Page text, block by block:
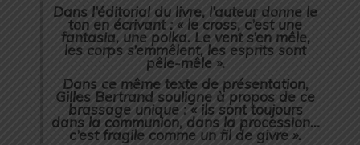
Dans l’éditorial du livre, l’auteur donne le
ton en écrivant : « le cross, c’est une
fantasia, une polka. Le vent s’en mêle,
les corps s’emmêlent, les esprits sont
pêle-mêle ».
Dans ce même texte de présentation,
Gilles Bertrand souligne à propos de ce
brassage unique : « ils sont toujours
dans la communion, dans la procession…
c’est fragile comme un fil de givre ».